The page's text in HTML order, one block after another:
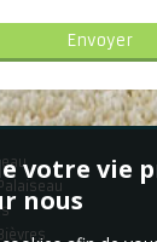
votre vie
nous